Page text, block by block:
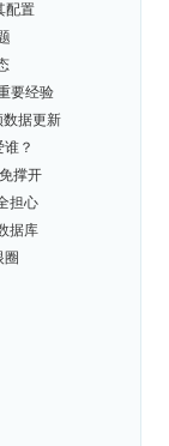
配置
要经验
据更新
？
撑开
担心
据库
圈